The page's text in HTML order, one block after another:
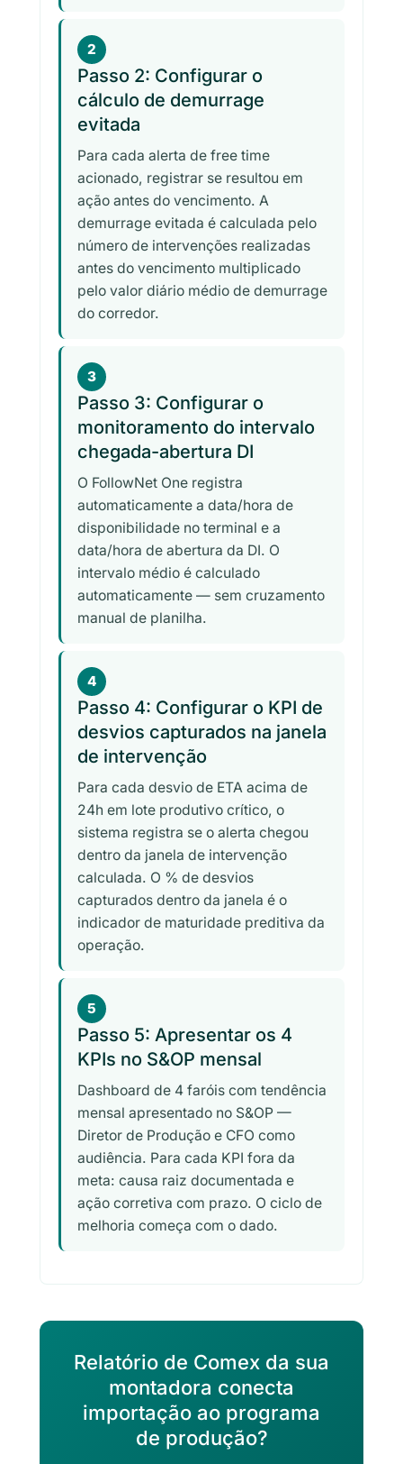
2
Passo 2: Configurar o
cálculo de demurrage
evitada
Para cada alerta de free time
acionado, registrar se resultou em
ação antes do vencimento. A
demurrage evitada é calculada pelo
número de intervenções realizadas
antes do vencimento multiplicado
pelo valor diário médio de demurrage
do corredor.
3
Passo 3: Configurar o
monitoramento do intervalo
chegada-abertura DI
O FollowNet One registra
automaticamente a data/hora de
disponibilidade no terminal e a
data/hora de abertura da DI. O
intervalo médio é calculado
automaticamente — sem cruzamento
manual de planilha.
4
Passo 4: Configurar o KPI de
desvios capturados na janela
de intervenção
Para cada desvio de ETA acima de
24h em lote produtivo crítico, o
sistema registra se o alerta chegou
dentro da janela de intervenção
calculada. O % de desvios
capturados dentro da janela é o
indicador de maturidade preditiva da
operação.
5
Passo 5: Apresentar os 4
KPIs no S&OP mensal
Dashboard de 4 faróis com tendência
mensal apresentado no S&OP —
Diretor de Produção e CFO como
audiência. Para cada KPI fora da
meta: causa raiz documentada e
ação corretiva com prazo. O ciclo de
melhoria começa com o dado.
Relatório de Comex da sua
montadora conecta
importação ao programa
de produção?